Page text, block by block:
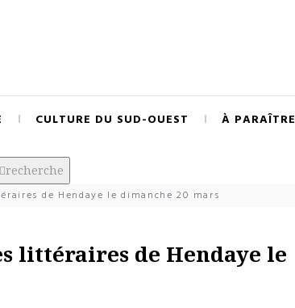
CULTURE DU SUD-OUEST À PARAÎTRE
recherche
de Hendaye le dimanche 20 mars
littéraires de Hendaye le